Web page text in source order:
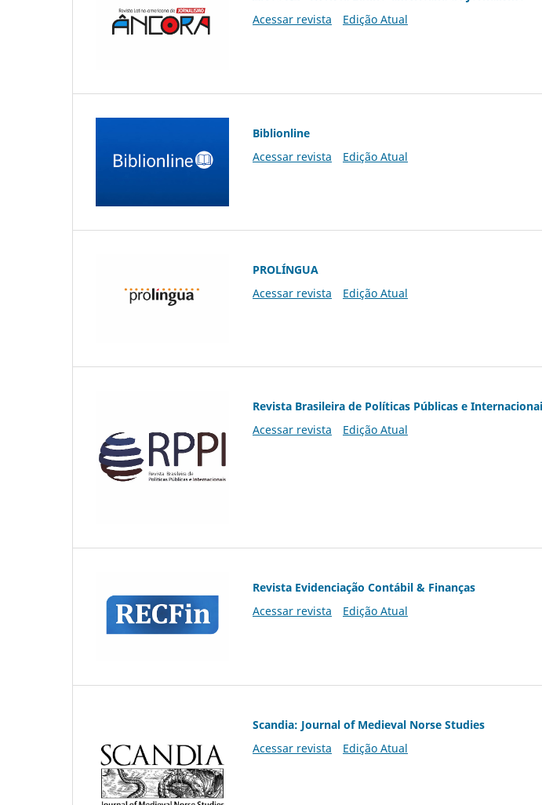
Acessar revista
Edição Atual
Biblionline
Acessar revista
Edição Atual
PROLÍNGUA
Acessar revista
Edição Atual
Revista Brasileira de Políticas Públicas e
Acessar revista
Edição Atual
Revista Evidenciação Contábil & Finanças
Acessar revista
Edição Atual
Scandia: Journal of Medieval Norse Studies
Acessar revista
Edição Atual